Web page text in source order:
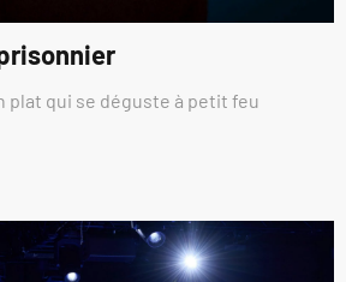
plat qui se déguste à petit feu